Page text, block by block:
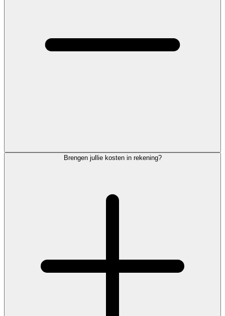
Brengen jullie kosten in rekening?